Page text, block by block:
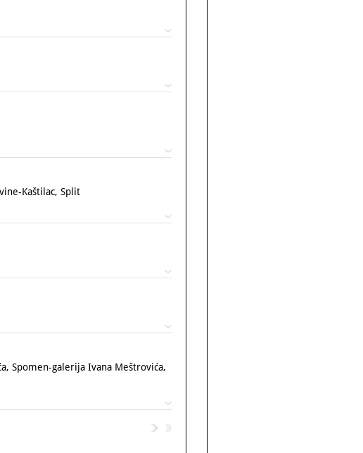
Kaštilac, Split
Spomen-galerija Ivana Meštrovića,